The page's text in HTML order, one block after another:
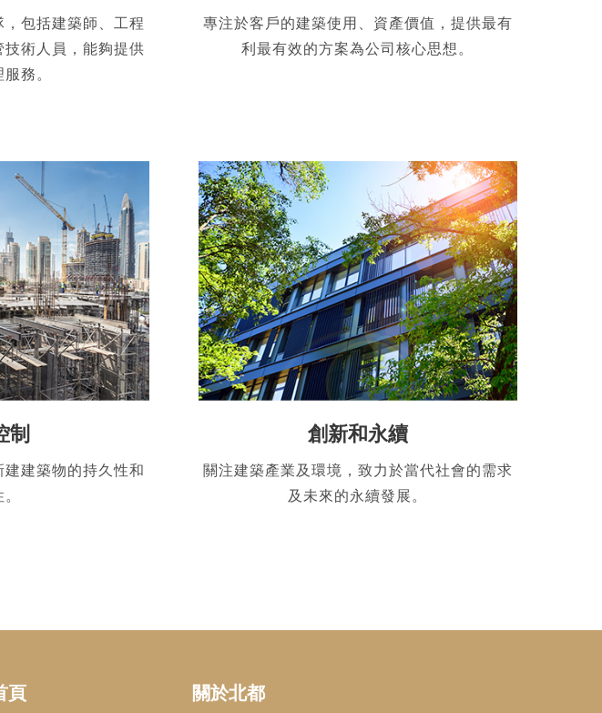
包括建築師、工程
術人員，能夠提供
務。
專注於客戶的建築使用、資產價值，提供最有
利最有效的方案為公司核心思想。
制
建築物的持久性和
創新和永續
關注建築產業及環境，致力於當代社會的需求
及未來的永續發展。
頁 關於北都